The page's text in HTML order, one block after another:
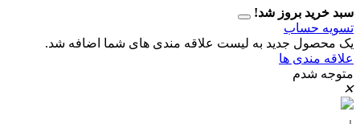
بروز شد!
جدید به لیست علاقه مندی های شما اضافه شد.
ها